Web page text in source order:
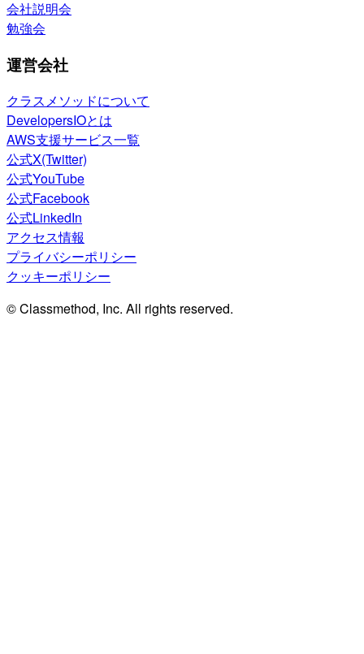
会社説明会
勉強会
運営会社
クラスメソッドについて
DevelopersIOとは
AWS支援サービス一覧
公式X(Twitter)
公式YouTube
公式Facebook
公式LinkedIn
アクセス情報
プライバシーポリシー
クッキーポリシー
© Classmethod, Inc. All rights reserved.